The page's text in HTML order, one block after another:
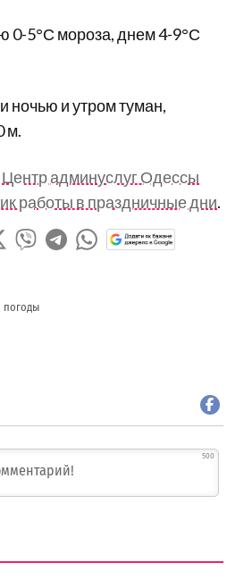
0-5°С мороза, днем 4-9°С
ночью и утром туман,
м.
Центр админуслуг Одессы
работы в праздничные дни.
погоды
500